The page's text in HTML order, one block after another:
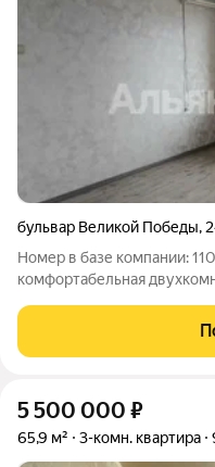
бульвар Великой Победы,
Номер в базе компании:
комфортабельная
Победы. Не упустите шанс
просторное и уютное
5 500 000 ₽
65,9 м² 3-комн. квартира